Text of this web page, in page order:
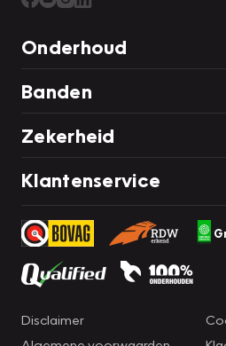
Onderhoud
Banden
Zekerheid
Klantenservice
Disclaimer